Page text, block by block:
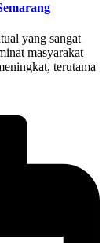
yang sangat
masyarakat
terutama